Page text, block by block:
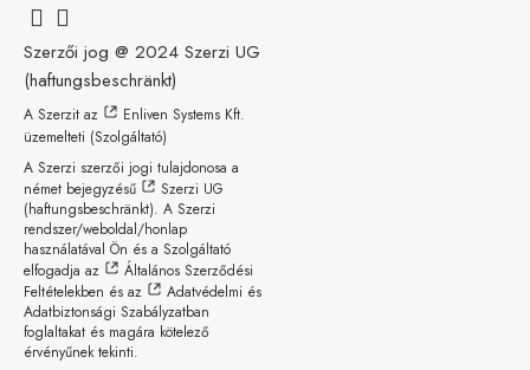
Szerzői jog @ 2024 Szerzi UG
(haftungsbeschränkt)
A Szerzit az
Enliven Systems Kft.
üzemelteti (Szolgáltató)
A Szerzi szerzői jogi tulajdonosa a
német bejegyzésű
Szerzi UG
(haftungsbeschränkt). A Szerzi
rendszer/weboldal/honlap
használatával Ön és a Szolgáltató
elfogadja az
Általános Szerződési
Feltételekben és az
Adatvédelmi és
Adatbiztonsági Szabályzatban
foglaltakat és magára kötelező
érvényűnek tekinti.